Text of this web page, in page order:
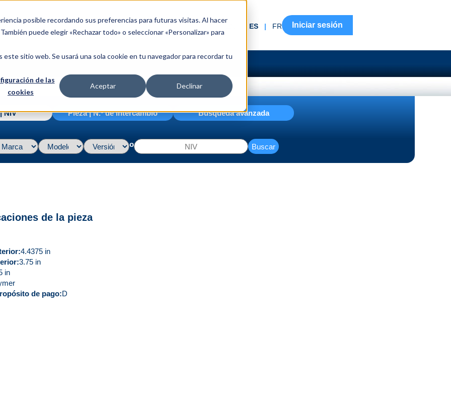
posible recordando sus preferencias para futuras visitas. Al hacer
puede elegir «Rechazar todo» o seleccionar «Personalizar» para
sitio web. Se usará una sola cookie en tu navegador para recordar tu
de las
cookies
Aceptar Declinar
ES | FR Iniciar sesión
NIV Pieza | N.º de intercambio Búsqueda avanzada
o Buscar
de la pieza
4.4375 in
3.75 in
in
de pago D